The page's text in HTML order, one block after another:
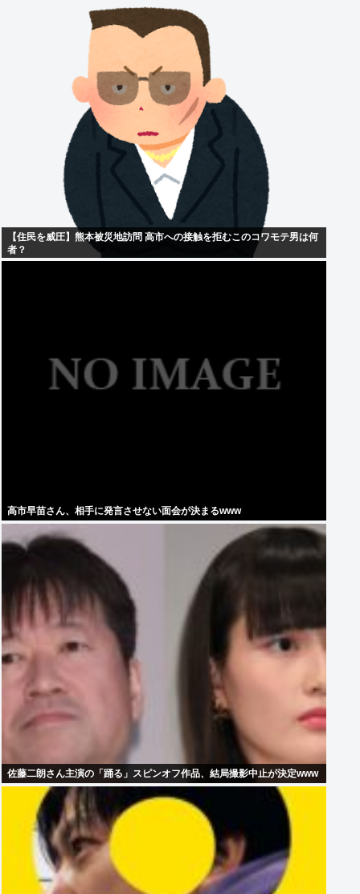
【住民を威圧】熊本被災地訪問 高市への接触を拒むこのコワモテ男は何
者？
高市早苗さん、相手に発言させない面会が決まるwww
佐藤二朗さん主演の「踊る」スピンオフ作品、結局撮影中止が決定www